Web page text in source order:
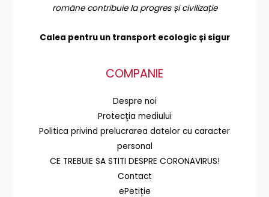
române contribuie la progres și civilizație
Calea pentru un transport ecologic și sigur
COMPANIE
Despre noi
Protecţia mediului
Politica privind prelucrarea datelor cu caracter
personal
CE TREBUIE SA STITI DESPRE CORONAVIRUS!
Contact
ePetiție